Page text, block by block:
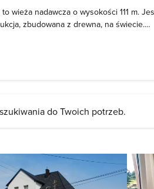
wieża nadawcza o wysokości 111 m.
zbudowana z drewna, na świecie.
do Twoich potrzeb.